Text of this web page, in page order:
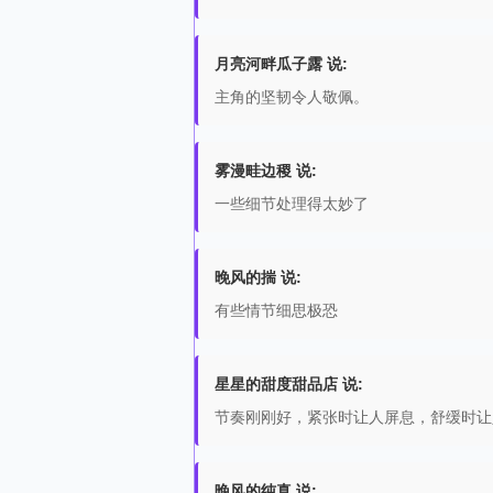
月亮河畔瓜子露 说:
主角的坚韧令人敬佩。
雾漫畦边稷 说:
一些细节处理得太妙了
晚风的揣 说:
有些情节细思极恐
星星的甜度甜品店 说:
节奏刚刚好，紧张时让人屏息，舒缓时